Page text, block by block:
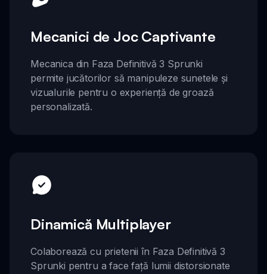
Mecanici de Joc Captivante
Mecanica din Faza Definitivă 3 Sprunki
permite jucătorilor să manipuleze sunetele și
vizualurile pentru o experiență de groază
personalizată.
Dinamică Multiplayer
Colaborează cu prietenii în Faza Definitivă 3
Sprunki pentru a face față lumii distorsionate